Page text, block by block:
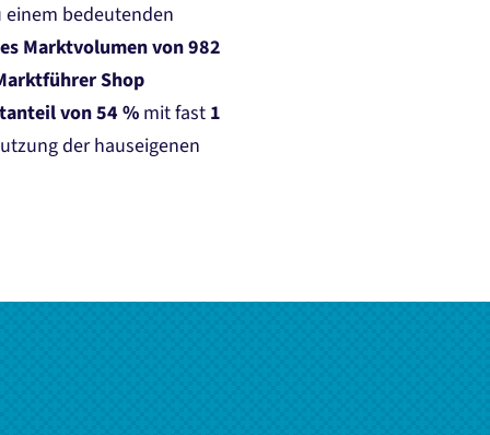
bedeutenden
Marktvolumen von 982
Shop
von 54 %mit fast 1
der hauseigenen